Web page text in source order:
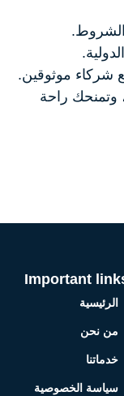
شركاء موثوقين.
وتمنحك راحة
Important
الرئيسية
من نحن
خدماتنا
سياسة الخصوصية